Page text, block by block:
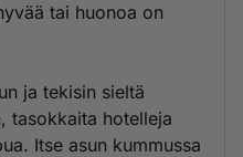
tai huonoa on
ja tekisin sieltä
tasokkaita hotelleja
Itse asun kummussa